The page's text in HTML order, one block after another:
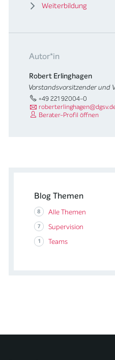
Weiterbildung
Autor*in
Robert Erlinghagen
Vorstandsvorsitzender und
+49 221 92004-0
Berater-Profil öffnen
Blog Themen
8 Alle Themen
7 Supervision
1 Teams